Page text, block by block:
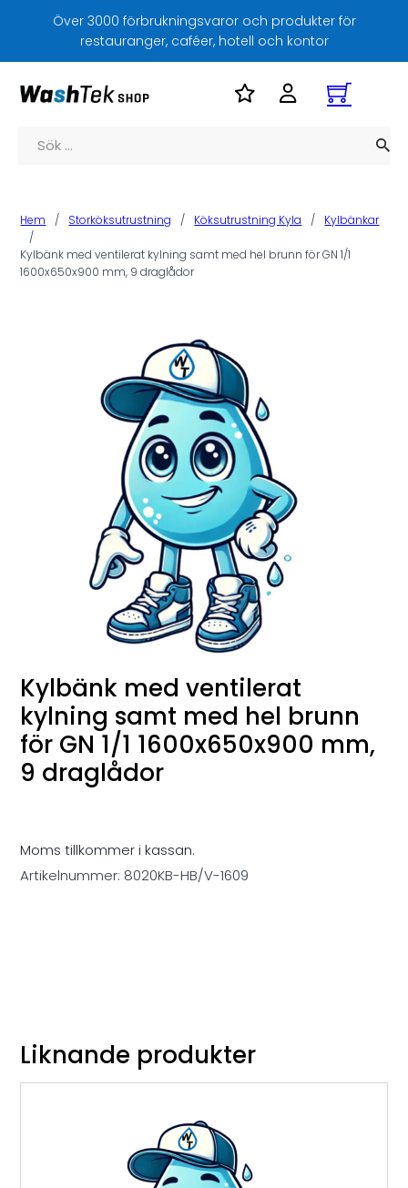
Över 3000 förbrukningsvaror och produkter för
restauranger, caféer, hotell och kontor
Sök
Hem / Storköksutrustning / Köksutrustning Kyla /
Kylbänkar
/
Kylbänk med ventilerat kylning samt med hel brunn för GN 1/1
1600x650x900 mm, 9 draglådor
Kylbänk med ventilerat
kylning samt med hel brunn
för GN 1/1 1600x650x900 mm,
9 draglådor
Moms tillkommer i kassan.
Artikelnummer: 8020KB-HB/V-1609
Liknande produkter